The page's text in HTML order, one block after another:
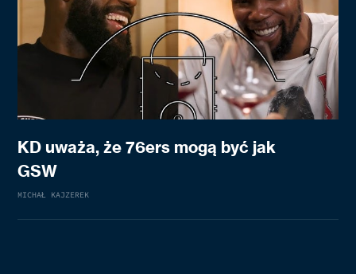
KD uważa, że 76ers mogą być jak
GSW
MICHAŁ KAJZEREK